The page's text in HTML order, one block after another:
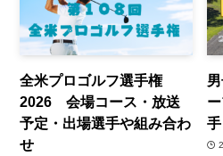
全米プロゴルフ選手権
2026 会場コース・放送
予定・出場選手や組み合わ
せ